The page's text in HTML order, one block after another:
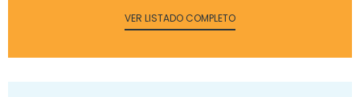
VER LISTADO COMPLETO